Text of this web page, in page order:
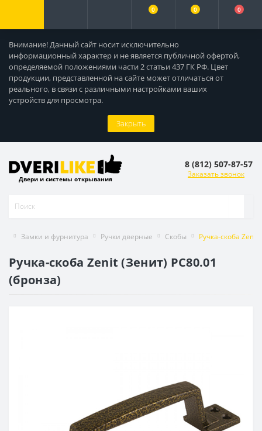
Внимание! Данный сайт носит исключительно
информационный характер и не является публичной офертой,
определяемой положениями части 2 статьи 437 ГК РФ. Цвет
продукции, представленной на сайте может отличаться от
реального, в связи с различными настройками ваших
устройств для просмотра.
Закрыть
0 0 0
Двери и системы открывания
8 (812) 507-87-57
Заказать звонок
Замки и фурнитура Ручки дверные Скобы Ручка-скоба
Ручка-скоба Zenit (Зенит) РС80.01
(бронза)